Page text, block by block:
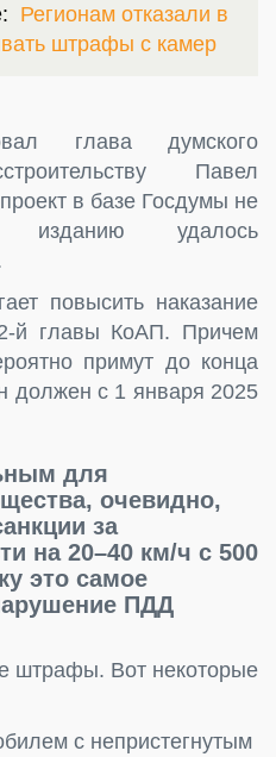
Регионам отказали в
штрафы с камер
глава думского
Павел
в базе Госдумы не
изданию удалось
повысить наказание
й главы КоАП. Причем
примут до конца
должен с 1 января 2025
для
очевидно,
за
на 20–40 км/ч с 500
это самое
ПДД
штрафы. Вот некоторые
с непристегнутым